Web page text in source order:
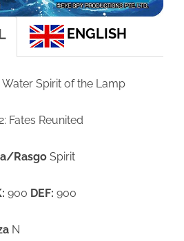
ENGLISH
Water Spirit of the Lamp
Fates Reunited
Rasgo Spirit
900 DEF: 900
N